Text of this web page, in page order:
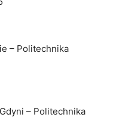
– Politechnika
– Politechnika